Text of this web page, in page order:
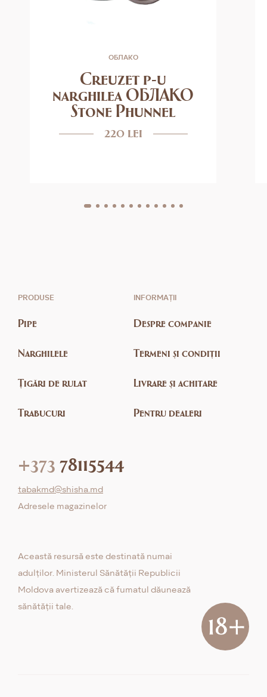
ОБЛАКО
Creuzet p-u
narghilea ОБЛАКО
Stone Phunnel
220 lei
PRODUSE
Pipe
Narghilele
Țigări de rulat
Trabucuri
INFORMAȚII
Despre companie
Termeni și condiții
Livrare și achitare
Pentru dealeri
+373 78115544
tabakmd@shisha.md
Adresele magazinelor
Această resursă este destinată numai
adulților. Ministerul Sănătății Republicii
Moldova avertizează că fumatul dăunează
sănătății tale.